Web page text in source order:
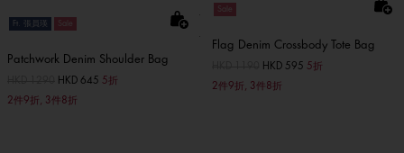
Ft. 張員瑛 Sale
Patchwork Denim Shoulder Bag
至HKD 645 5折
2件9折, 3件8折
Sale
Flag Denim Crossbody Tote Bag
至HKD 595 5折
2件9折, 3件8折